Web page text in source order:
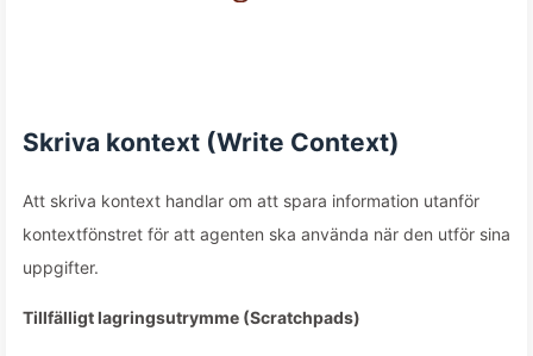
Skriva kontext (Write Context)
Att skriva kontext handlar om att spara information utanför
kontextfönstret för att agenten ska använda när den utför sina
uppgifter.
Tillfälligt lagringsutrymme (Scratchpads)